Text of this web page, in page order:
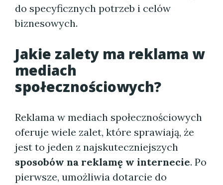
do specyficznych potrzeb i celów
biznesowych.
Jakie zalety ma reklama w
mediach
społecznościowych?
Reklama w mediach społecznościowych
oferuje wiele zalet, które sprawiają, że
jest to jeden z najskuteczniejszych
sposobów na reklamę w internecie. Po
pierwsze, umożliwia dotarcie do